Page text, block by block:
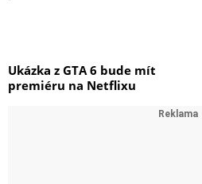
Ukázka z GTA 6 bude mít
premiéru na Netflixu